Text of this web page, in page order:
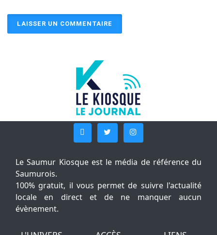
Le Saumur Kiosque est le média de référence du
Saumurois.
100% gratuit, il vous permet de suivre l'actualité
locale en direct et de ne manquer aucun
évènement.